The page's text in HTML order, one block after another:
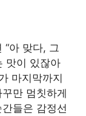
“아 맞다, 그
맛이 있잖아
마지막까지
만 멈칫하게
들은 감정선